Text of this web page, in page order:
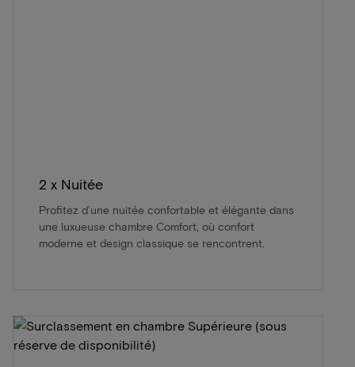
2 x Nuitée
Profitez d’une nuitée confortable et élégante dans
une luxueuse chambre Comfort, où confort
moderne et design classique se rencontrent.